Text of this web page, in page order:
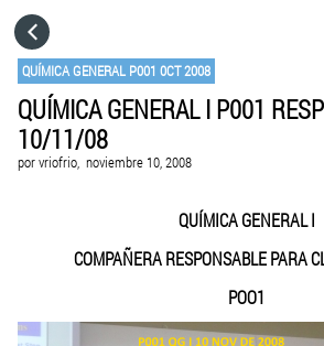
QUÍMICA GENERAL P001 0CT 2008
QUÍMICA GENERAL I P001
10/11/08
porvriofrio, noviembre 10, 2008
QUÍMICA GENERAL I
COMPAÑERA RESPONSABLE PARA
POO1
CATEGORÍAS
VISITA EL SITIO